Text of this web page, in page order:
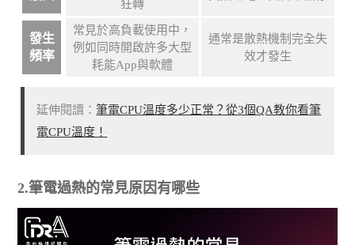
狂轉
發生
頻率
常見於高負載使用中，
例如同時開啟許多大型
耗能App與軟體
通常是散熱機制完全失
效才發生
延伸閱讀：筆電CPU溫度多少正常？從3個QA教你看筆
電CPU溫度！
2.筆電過熱的常見原因有哪些